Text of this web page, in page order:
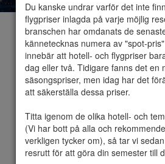
Du kanske undrar varför det inte
flygpriser inlagda på varje möjlig
branschen har omdanats de
kännetecknas numera av "spot-
innebär att hotell- och flygpriser
dag eller två. Tidigare fanns det en
säsongspriser, men idag har det
att säkerställa dessa priser.
Titta igenom de olika hotell- och
(Vi har bott på alla och
verkligen tycker om), så tar vi
resrutt för att göra din semester till
Paris
Paris är huvudstaden i
belägen vid floden Seine
romarna under namnet